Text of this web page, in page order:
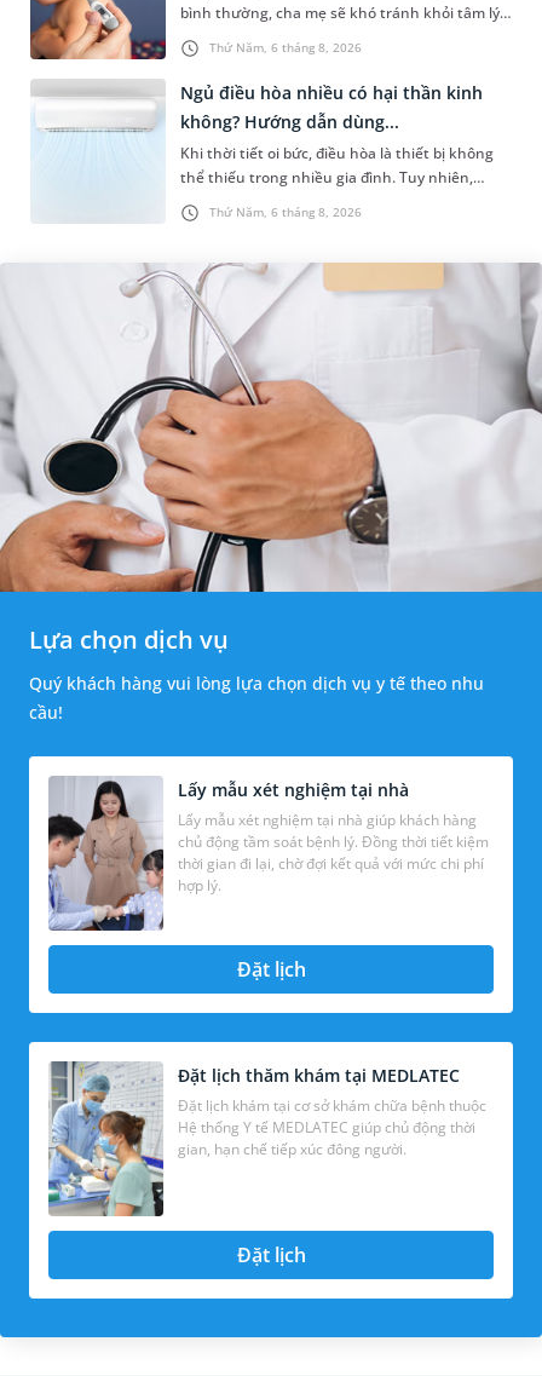
Thứ Năm, 6 tháng 8, 2026
bình thường, cha mẹ sẽ khó tránh khỏi tâm lý
lo lắng. Tuy nhiên, không phải ai cũng biết đo
nhiệt độ ở nách bao...
Thứ Năm, 6 tháng 8, 2026
Ngủ điều hòa nhiều có hại thần kinh
không? Hướng dẫn dùng...
Khi thời tiết oi bức, điều hòa là thiết bị không
thể thiếu trong nhiều gia đình. Tuy nhiên,
nhiều người lo ngại rằng việc ngủ trong phòng
điều hòa mỗi đêm có...
Lựa chọn dịch vụ
Quý khách hàng vui lòng lựa chọn dịch vụ y tế theo nhu
cầu!
Lấy mẫu xét nghiệm tại nhà
Lấy mẫu xét nghiệm tại nhà giúp khách hàng
chủ động tầm soát bệnh lý. Đồng thời tiết kiệm
thời gian đi lại, chờ đợi kết quả với mức chi phí
hợp lý.
Đặt lịch
Đặt lịch thăm khám tại MEDLATEC
Đặt lịch khám tại cơ sở khám chữa bệnh thuộc
Hệ thống Y tế MEDLATEC giúp chủ động thời
gian, hạn chế tiếp xúc đông người.
Đặt lịch